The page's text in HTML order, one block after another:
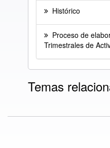
Histórico
Proceso de
Trimestrales de
Temas